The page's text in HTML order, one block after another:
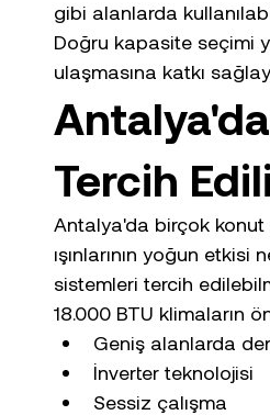
gibi alanlarda
Doğru kapasite seçimi
ulaşmasına katkı
Tercih
Antalya'da birçok
ışınlarının yoğun
sistemleri tercih
18.000 BTU klimaların
Geniş alanlarda
İnverter teknolojisi
Sessiz çalışma